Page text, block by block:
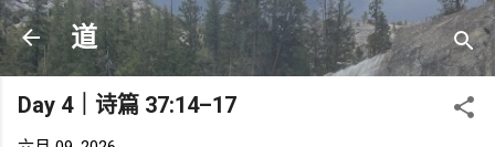
跳至主要内容
道
Day 4｜诗篇 37:14–17